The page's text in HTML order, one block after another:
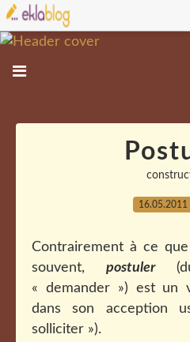
16.05.2011
Contrairement à ce
souvent, postuler
« demander ») est un
dans son acception
solliciter »).